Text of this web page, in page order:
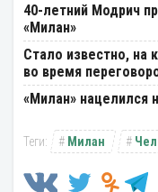
40-летний Модрич
«Милан»
Стало известно, на
во время
«Милан» нацелился
Милан